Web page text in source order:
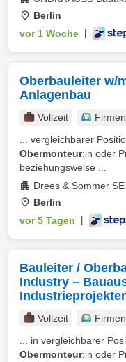
Berlin
vor 1 Woche
Oberbauleiter w/
Anlagenbau
Vollzeit
... vergleichbarer
Obermonteur:in oder
beziehungsweise ...
Drees & Sommer SE
Berlin
vor 5 Tagen
Bauleiter /
Industry –
Vollzeit
... in vergleichbarer
Obermonteur:in oder